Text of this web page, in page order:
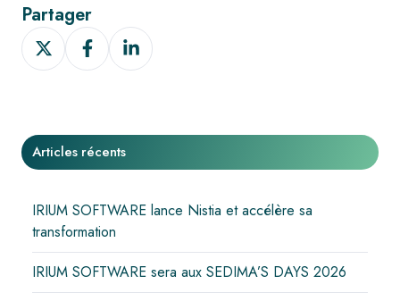
Partager
Partager
sur
Partager
sur
Partager
sur
Articles récents
IRIUM SOFTWARE lance Nistia et accélère sa
transformation
IRIUM SOFTWARE sera aux SEDIMA’S DAYS 2026